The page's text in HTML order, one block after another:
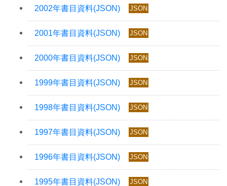
JSON
JSON
JSON
JSON
JSON
JSON
JSON
JSON